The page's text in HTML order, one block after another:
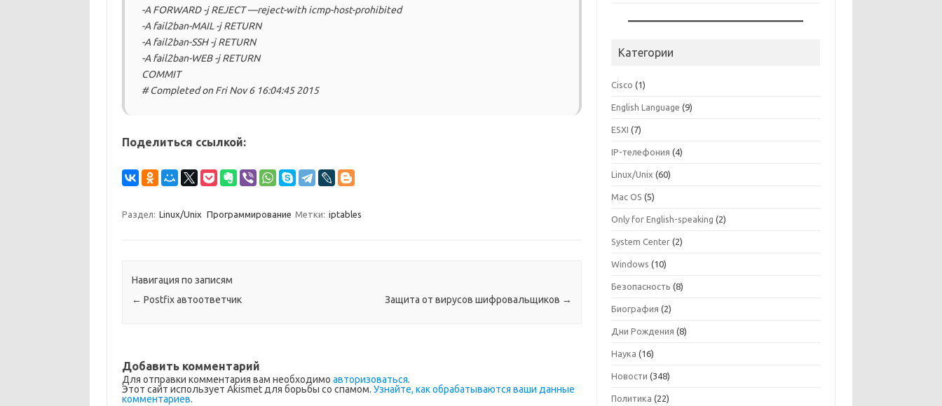
-A FORWARD -j REJECT —reject-with icmp-host-prohibited
-A fail2ban-MAIL -j RETURN
-A fail2ban-SSH -j RETURN
-A fail2ban-WEB -j RETURN
COMMIT
# Completed on Fri Nov 6 16:04:45 2015
Поделиться ссылкой:
Раздел: Linux/Unix Программирование Метки: iptables
Навигация по записям
← Postfix автоответчик Защита от вирусов шифровальщиков →
Добавить комментарий
Для отправки комментария вам необходимо авторизоваться.
Этот сайт использует Akismet для борьбы со спамом. Узнайте, как обрабатываются ваши данные
комментариев.
Категории
Cisco (1)
English Language (9)
ESXI (7)
IP-телефония (4)
Linux/Unix (60)
Mac OS (5)
Only for English-speaking (2)
System Center (2)
Windows (10)
Безопасность (8)
Биография (2)
Дни Рождения (8)
Наука (16)
Новости (348)
Политика (22)